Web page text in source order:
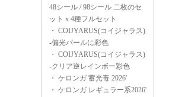
48シール / 98シール 二枚のセ
ット x 4種フルセット
・ COIJYARUS(コイジャラス)
-偏光パールに彩色
・ COIJYARUS(コイジャラス)
-クリア逆レインボー彩色
・ ケロンガ 蓄光毒 2026'
・ ケロンガ レギュラー系2026'